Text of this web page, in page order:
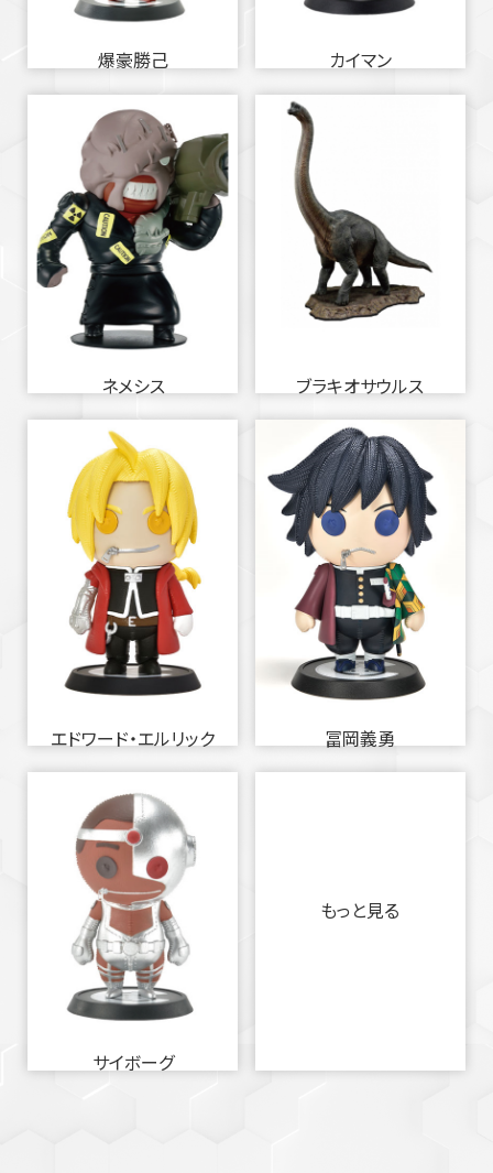
爆豪勝己 カイマン
ネメシス ブラキオサウルス
エドワード・エルリック 冨岡義勇
サイボーグ
もっと見る